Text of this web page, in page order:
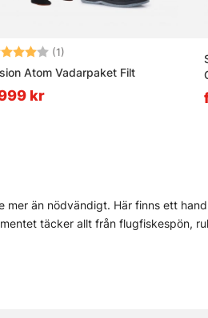
(1)
Atom Vadarpaket Filt
kr
mer än nödvändigt. Här finns ett
täcker allt från flugfiskespön,
A.Jensen, Sage, RIO, Loop,